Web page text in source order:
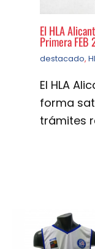
El HLA
Primera
destacado,
El HLA
forma
trámites